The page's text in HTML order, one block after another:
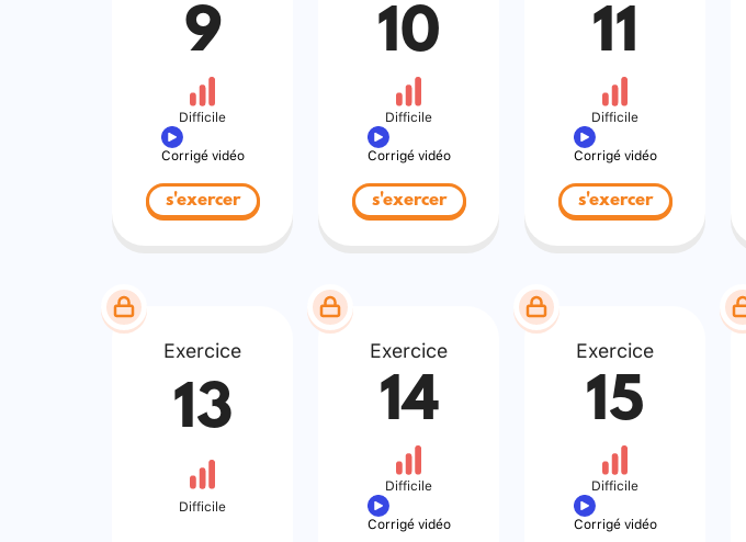
9
Difficile
Corrigé vidéo
s'exercer
10
Difficile
Corrigé vidéo
s'exercer
11
Difficile
Corrigé vidéo
s'exercer
Exercice
13
Difficile
Exercice
14
Difficile
Corrigé vidéo
Exercice
15
Difficile
Corrigé vidéo